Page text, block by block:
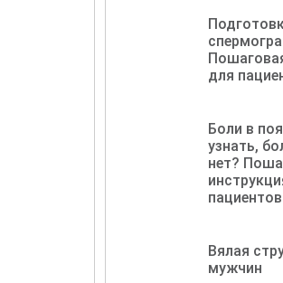
для
Боли в
узнать,
нет?
пациентов
Вялая
мужчин